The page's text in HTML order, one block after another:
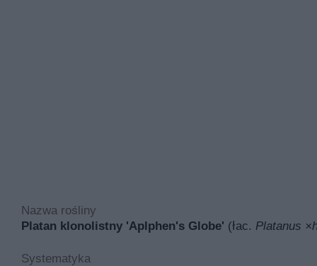
Nazwa rośliny
Platan klonolistny 'Aplphen's Globe' (łac. Platanus
Systematyka